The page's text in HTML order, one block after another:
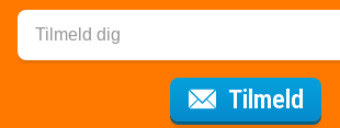
Tilmeld